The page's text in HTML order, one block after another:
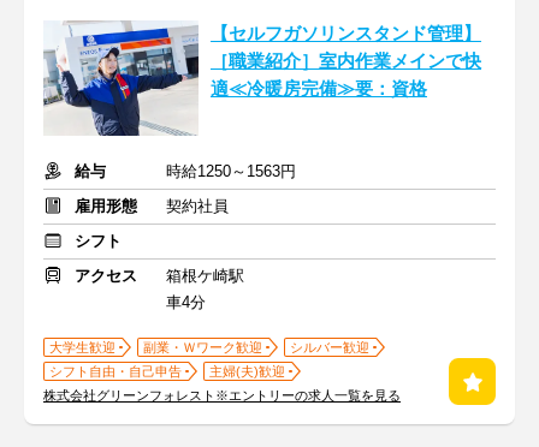
【セルフガソリンスタンド管理】
［職業紹介］室内作業メインで快
適≪冷暖房完備≫要：資格
給与
時給1250～1563円
雇用形態
契約社員
シフト
アクセス
箱根ケ崎駅
車4分
大学生歓迎 副業・Ｗワーク歓迎
シルバー歓迎
シフト自由・自己申告
主婦(夫)歓迎
株式会社グリーンフォレスト※エントリーの求人一覧を見る